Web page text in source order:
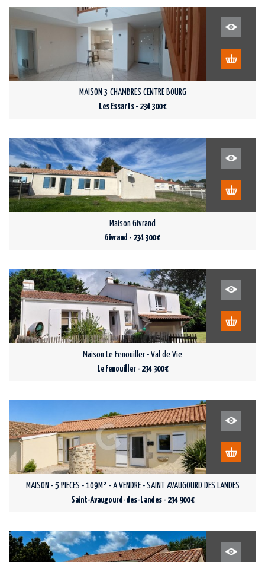
MAISON 3 CHAMBRES CENTRE BOURG
Les Essarts - 234 300 €
Maison Givrand
Givrand - 234 300 €
Maison Le Fenouiller - Val de Vie
Le Fenouiller - 234 300 €
MAISON - 5 PIECES - 109M² - A VENDRE - SAINT AVAUGOURD DES LANDES
Saint-Avaugourd-des-Landes - 234 900 €